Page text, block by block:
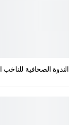
الندوة الصحافية للناخب